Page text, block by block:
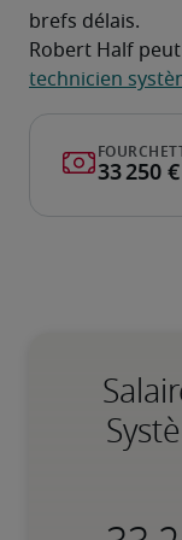
brefs délais.
technicien